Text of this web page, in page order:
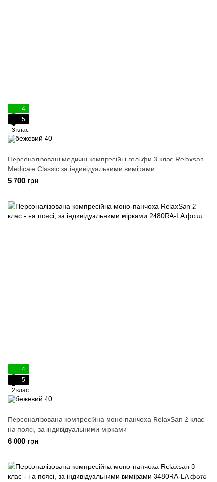
4
5
3 клас
Персоналізовані медичні компресійні гольфи 3 клас Relaxsan
Medicale Classic за індивідуальними вимірами
5 700 грн
4
5
2 клас
Персоналізована компресійна моно-панчоха RelaxSan 2 клас -
на поясі, за індивідуальними мірками
6 000 грн